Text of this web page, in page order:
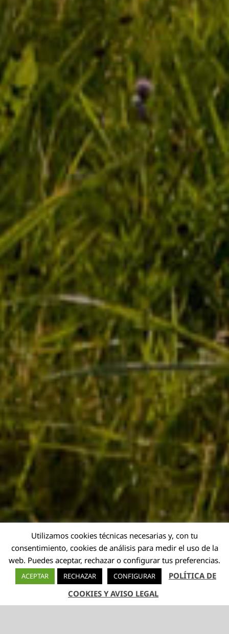
Utilizamos cookies técnicas necesarias y, con tu
consentimiento, cookies de análisis para medir el uso de la
web. Puedes aceptar, rechazar o configurar tus preferencias.
ACEPTAR RECHAZAR CONFIGURAR
POLÍTICA DE
COOKIES Y AVISO LEGAL